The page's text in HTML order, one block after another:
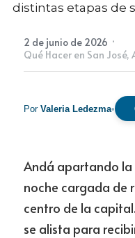
Newsletter
distintas etapas de
2 de junio de 2026 ·
Qué Hacer en San José,
Por Valeria Ledezma•
Andá apartando la
noche cargada de
centro de la
se alista para